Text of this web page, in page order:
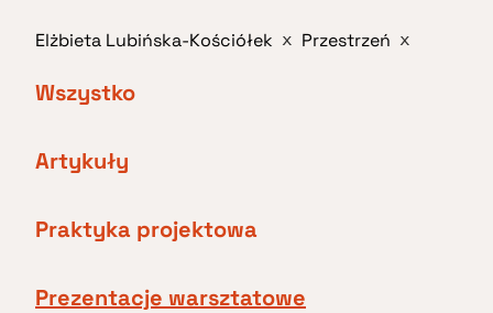
Elżbieta Lubińska-Kościółek x Przestrzeń x
Wszystko
Artykuły
Praktyka projektowa
Prezentacje warsztatowe